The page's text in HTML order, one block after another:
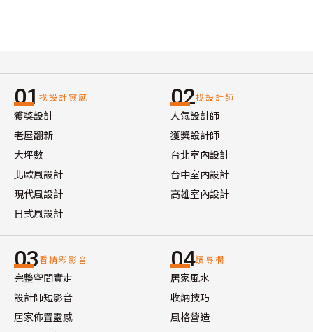
01 找設計靈感
獲獎設計
老屋翻新
大坪數
北歐風設計
現代風設計
日式風設計
02找設計師
人氣設計師
獲獎設計師
台北室內設計
台中室內設計
高雄室內設計
03看精彩影音
完整空間實走
設計師短影音
居家佈置靈感
04讀專欄
居家風水
收納技巧
風格營造